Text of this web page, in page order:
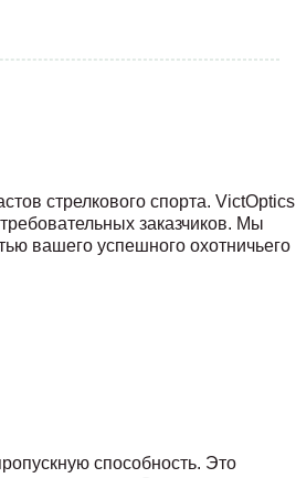
стрелкового спорта. VictOptics
заказчиков. Мы
вашего успешного охотничьего
способность. Это